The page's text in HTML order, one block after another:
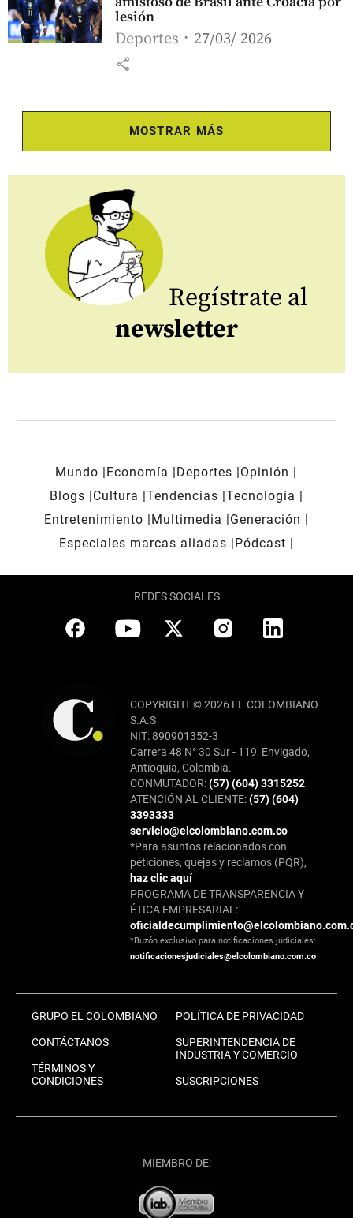
lesión
Deportes 27/03/ 2026
share
MOSTRAR MÁS
Regístrate al
newsletter
Mundo Economía Deportes
Opinión
Blogs
Cultura Tendencias Tecnología
Entretenimiento
Multimedia
Generación
Especiales marcas aliadas
Pódcast
REDES SOCIALES
COPYRIGHT © 2026 EL COLOMBIANO
S.A.S
NIT: 890901352-3
Carrera 48 N° 30 Sur - 119, Envigado,
Antioquia, Colombia.
CONMUTADOR:(57) (604) 3315252
ATENCIÓN AL CLIENTE:(57) (604)
3393333
servicio@elcolombiano.com.co
*Para asuntos relacionados con
peticiones, quejas y reclamos (PQR),
haz clic aquí
PROGRAMA DE TRANSPARENCIA Y
ÉTICA EMPRESARIAL:
*Buzón exclusivo para notificaciones judiciales:
notificacionesjudiciales@elcolombiano.com.co
GRUPO EL COLOMBIANO
CONTÁCTANOS
TÉRMINOS Y
CONDICIONES
POLÍTICA DE PRIVACIDAD
SUPERINTENDENCIA DE
INDUSTRIA Y COMERCIO
SUSCRIPCIONES
MIEMBRO DE: